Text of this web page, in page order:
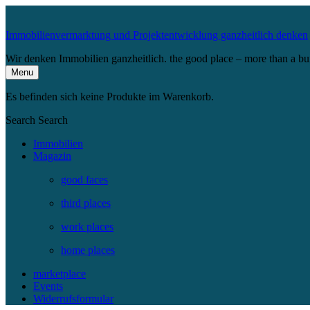
Immobilienvermarktung und Projektentwicklung ganzheitlich denken
Wir denken Immobilien ganzheitlich. the good place – more than a
Menu
Es befinden sich keine Produkte im Warenkorb.
Search Search
Immobilien
Magazin
good faces
third places
work places
home places
marketplace
Events
Widerrufsformular